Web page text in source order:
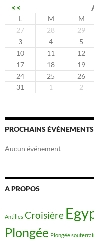
<<
L M M
27
28 29
3
4 5
10
11 12
17
18 19
24
25 26
31
1 2
PROCHAINS ÉVÉNEMENTS
Aucun événement
A PROPOS
Antilles Croisière
Plongée Plongée